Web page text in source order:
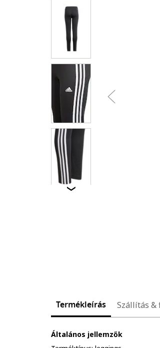
Termékleírás Szállítás &
Általános jellemzők